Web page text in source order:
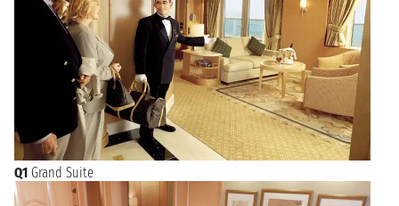
Q1 Grand Suite